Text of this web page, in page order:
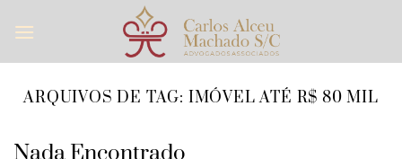
ARQUIVOS DE TAG: IMÓVEL ATÉ R$ 80 MIL
Nada Encontrado